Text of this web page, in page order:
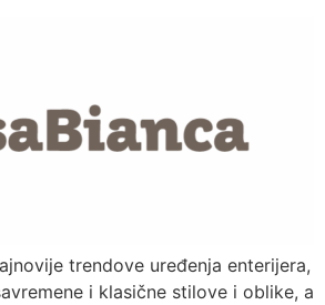
trendove uređenja enterijera,
i klasične stilove i oblike, a